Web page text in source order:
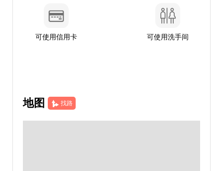
可使用信用卡 可使用洗手间
地图 找路